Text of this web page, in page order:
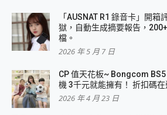
「AUSNAT R1 錄音卡」開
獄，自動生成摘要報告，
檔。
2026 年 5 月 7 日
CP 值天花板~ Bongcom
機 3千元就能擁有！ 折扣碼
2026 年 4 月 23 日